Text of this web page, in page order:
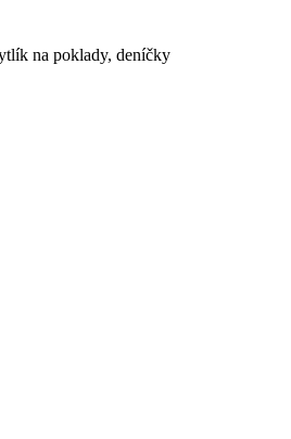
na poklady, deníčky